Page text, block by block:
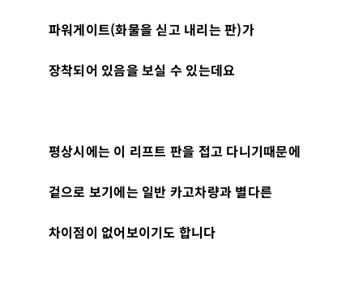
파워게이트(화물을 싣고 내리는 판)가
장착되어 있음을 보실 수 있는데요
평상시에는 이 리프트 판을 접고 다니기때문에
겉으로 보기에는 일반 카고차량과 별다른
차이점이 없어보이기도 합니다